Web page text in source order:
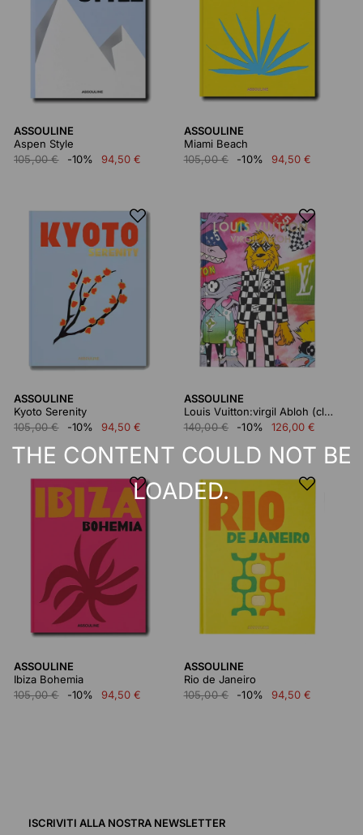
THE CONTENT COULD NOT BE
LOADED.
ASSOULINE
Aspen Style
105,00 €
-10% 94,50 €
ASSOULINE
Miami Beach
105,00 €
-10% 94,50 €
ASSOULINE
Kyoto Serenity
105,00 €
-10% 94,50 €
ASSOULINE
Louis Vuitton:virgil Abloh (classic Cartoon Cover)
140,00 €
-10% 126,00 €
ASSOULINE
Ibiza Bohemia
105,00 €
-10% 94,50 €
ASSOULINE
Rio de Janeiro
105,00 €
-10% 94,50 €
ISCRIVITI ALLA NOSTRA NEWSLETTER